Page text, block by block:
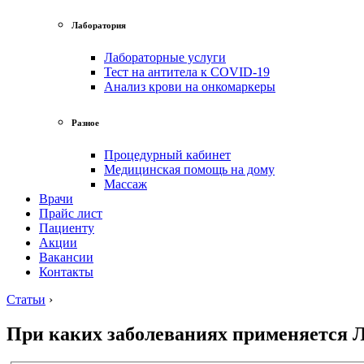
Лаборатория
Лабораторные услуги
Тест на антитела к COVID-19
Анализ крови на онкомаркеры
Разное
Процедурный кабинет
Медицинская помощь на дому
Массаж
Врачи
Прайс лист
Пациенту
Акции
Вакансии
Контакты
Статьи ›
При каких заболеваниях применяется